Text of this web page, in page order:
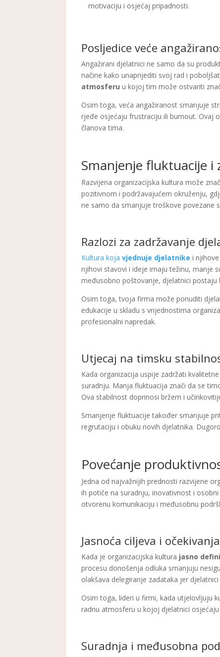
motivaciju i osjećaj pripadnosti.
Posljedice veće
Angažirani djelatnici ne samo da su
načine kako unaprijediti svoj rad i
atmosferu u kojoj tim može ostvariti
Osim toga, veća angažiranost smanjuje
rjeđe osjećaju frustraciju ili burnout. Ovaj
članova tima.
Smanjenje fluktuacije i
Razvijena organizacijska kultura može
pozitivnom i podržavajućem okruženju,
ne samo da smanjuje troškove povezane
Razlozi za zadržavanje
Kultura kojavjednuje djelatnike i
njihovi stavovi i ideje imaju težinu, manje
međusobno poštovanje, djelatnici postaju
Osim toga, tvoja firma može ponuditi
edukacije u skladu s vrijednostima
profesionalni napredak.
Utjecaj na timsku
Kada organizacija uspije zadržati
suradnju. Manja fluktuacija znači da se
Ova stabilnost doprinosi bržem i
Smanjenje fluktuacije također smanjuje
regrutaciju i obuku novih djelatnika.
Povećanje
Jedna od najvažnijih prednosti razvijene
ih potiče na suradnju, inovativnost i
otvorenu komunikaciju i međusobnu
Jasnoća ciljeva i očekivanja
Kada je organizacijska kultura jasno
procesu donošenja odluka smanjuju
olakšava delegiranje zadataka jer
Osim toga, lideri u firmi, kada utjelovljuju
radnu atmosferu u kojoj djelatnici
Suradnja i međusobna